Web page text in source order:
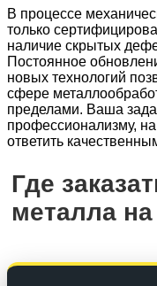
В процессе
только
наличие скрытых
Постоянное
новых технологий
сфере
пределами. Ваша
профессионализму,
ответить
Где
металла